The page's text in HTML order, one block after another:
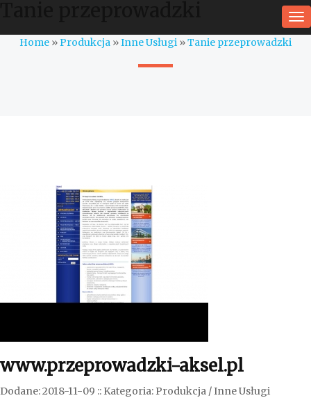
Home »Produkcja »Inne Usługi »Tanie przeprowadzki
www.przeprowadzki-aksel.pl
Dodane: 2018-11-09 :: Kategoria: Produkcja / Inne Usługi